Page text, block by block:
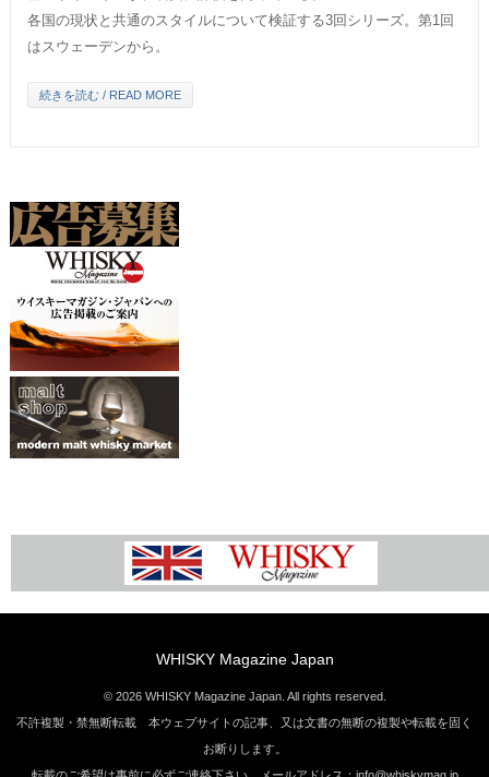
各国の現状と共通のスタイルについて検証する3回シリーズ。第1回
はスウェーデンから。
続きを読む / READ MORE
WHISKY Magazine Japan
© 2026 WHISKY Magazine Japan. All rights reserved.
不許複製・禁無断転載 本ウェブサイトの記事、又は文書の無断の複製や転載を固く
お断りします。